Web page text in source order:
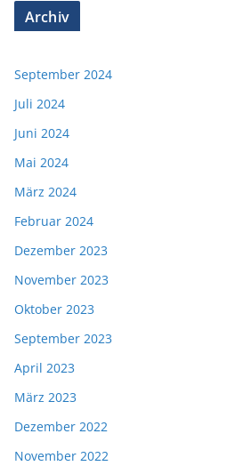
Archiv
September 2024
Juli 2024
Juni 2024
Mai 2024
März 2024
Februar 2024
Dezember 2023
November 2023
Oktober 2023
September 2023
April 2023
März 2023
Dezember 2022
November 2022